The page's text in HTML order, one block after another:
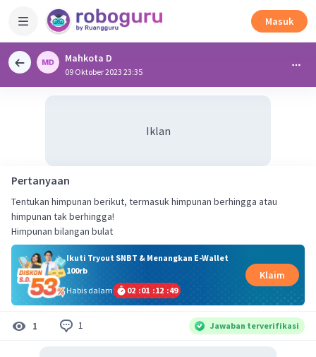
Masuk
Mahkota D
09 Oktober 2023 23:35
Iklan
Pertanyaan
Tentukan himpunan berikut, termasuk himpunan berhingga atau
himpunan tak berhingga!
Himpunan bilangan bulat
Ikuti Tryout SNBT & Menangkan E-Wallet
100rb
Habis dalam
02 :01 :12 :49
Klaim
1 1 Jawaban terverifikasi